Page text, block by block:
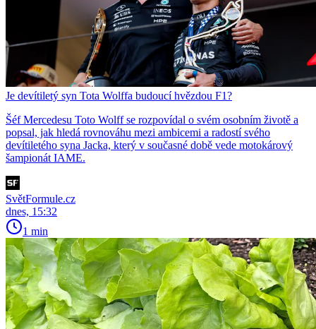
Je devítiletý syn Tota Wolffa budoucí hvězdou F1?
Šéf Mercedesu Toto Wolff se rozpovídal o svém osobním životě a
popsal, jak hledá rovnováhu mezi ambicemi a radostí svého
devítiletého syna Jacka, který v současné době vede motokárový
šampionát IAME.
SvětFormule.cz
dnes, 15:32
1 min